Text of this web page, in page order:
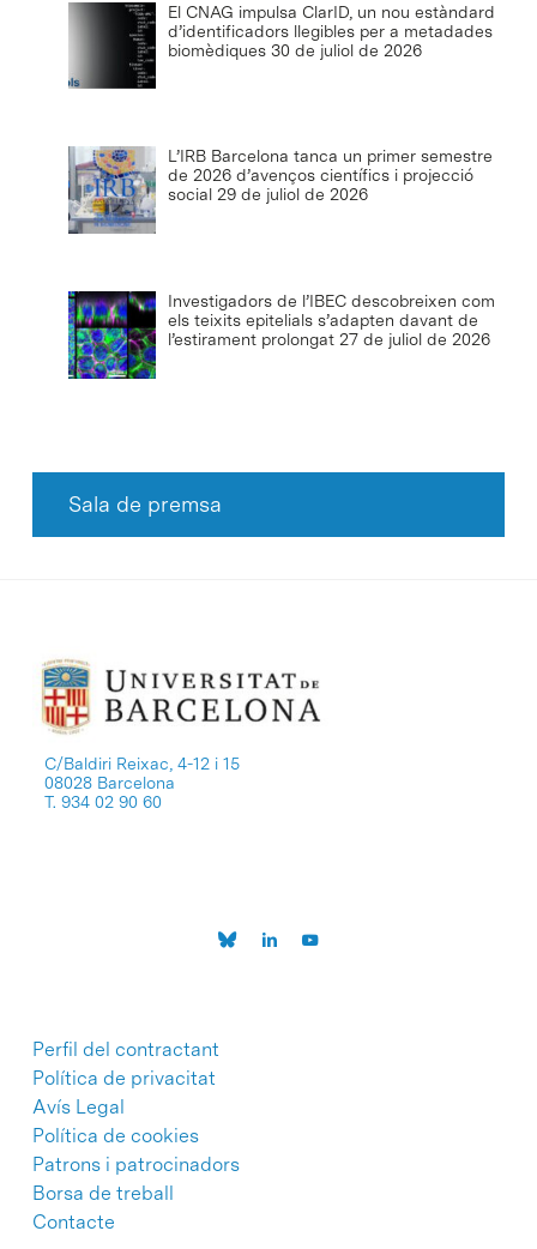
El CNAG impulsa ClarID, un nou estàndard
d’identificadors llegibles per a metadades
biomèdiques 30 de juliol de 2026
L’IRB Barcelona tanca un primer semestre
de 2026 d’avenços científics i projecció
social 29 de juliol de 2026
Investigadors de l’IBEC descobreixen com
els teixits epitelials s’adapten davant de
l’estirament prolongat 27 de juliol de 2026
Sala de premsa
C/Baldiri Reixac, 4-12 i 15
08028 Barcelona
T. 934 02 90 60
Perfil del contractant
Política de privacitat
Avís Legal
Política de cookies
Patrons i patrocinadors
Borsa de treball
Contacte